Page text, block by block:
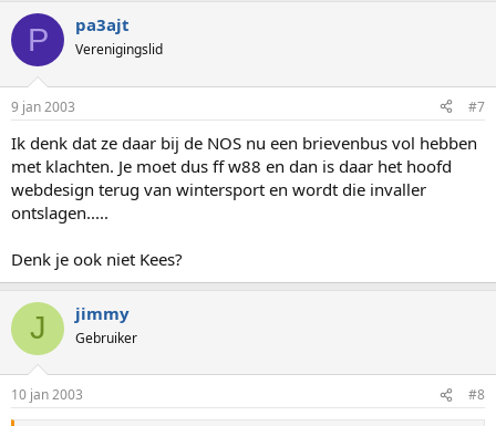
P pa3ajt
Verenigingslid
9 jan 2003 #7
Ik denk dat ze daar bij de NOS nu een brievenbus vol hebben
met klachten. Je moet dus ff w88 en dan is daar het hoofd
webdesign terug van wintersport en wordt die invaller
ontslagen.....
Denk je ook niet Kees?
J jimmy
Gebruiker
10 jan 2003 #8